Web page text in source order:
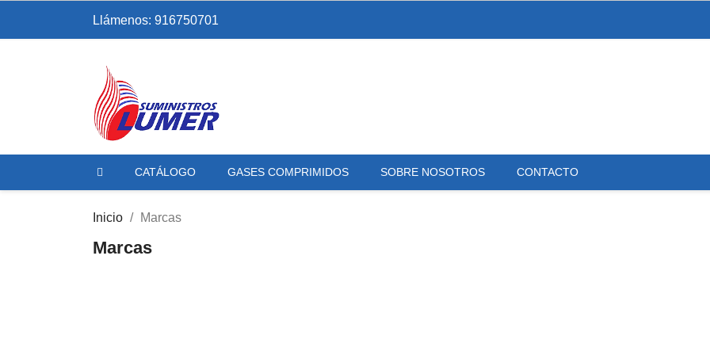
Llámenos: 916750701
CATÁLOGO GASES COMPRIMIDOS SOBRE NOSOTROS CONTACTO
Inicio Marcas
Marcas